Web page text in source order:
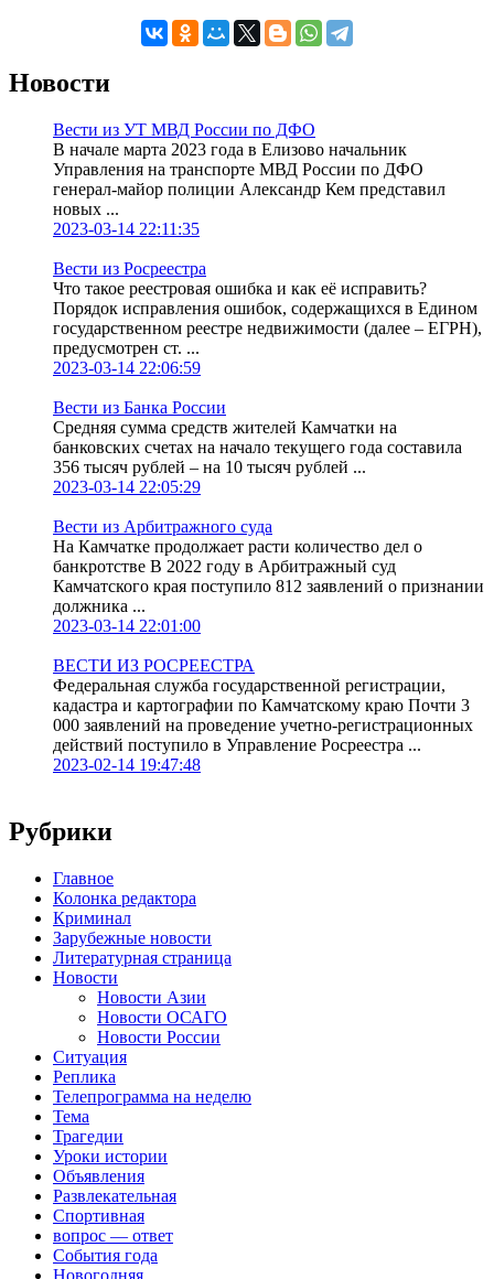
Новости
Вести из УТ МВД России по ДФО
В начале марта 2023 года в Елизово начальник
Управления на транспорте МВД России по ДФО
генерал-майор полиции Александр Кем представил
новых ...
2023-03-14 22:11:35
Вести из Росреестра
Что такое реестровая ошибка и как её исправить?
Порядок исправления ошибок, содержащихся в Едином
государственном реестре недвижимости (далее – ЕГРН),
предусмотрен ст. ...
2023-03-14 22:06:59
Вести из Банка России
Средняя сумма средств жителей Камчатки на
банковских счетах на начало текущего года составила
356 тысяч рублей – на 10 тысяч рублей ...
2023-03-14 22:05:29
Вести из Арбитражного суда
На Камчатке продолжает расти количество дел о
банкротстве В 2022 году в Арбитражный суд
Камчатского края поступило 812 заявлений о признании
должника ...
2023-03-14 22:01:00
ВЕСТИ ИЗ РОСРЕЕСТРА
Федеральная служба государственной регистрации,
кадастра и картографии по Камчатскому краю Почти 3
000 заявлений на проведение учетно-регистрационных
действий поступило в Управление Росреестра ...
2023-02-14 19:47:48
Рубрики
Главное
Колонка редактора
Криминал
Зарубежные новости
Литературная страница
Новости
Новости Азии
Новости ОСАГО
Новости России
Ситуация
Реплика
Телепрограмма на неделю
Тема
Трагедии
Уроки истории
Объявления
Развлекательная
Спортивная
вопрос — ответ
События года
Новогодняя